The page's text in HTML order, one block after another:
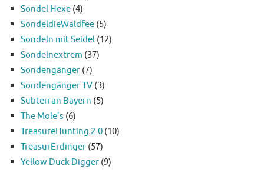
Sondel Hexe (4)
SondeldieWaldfee (5)
Sondeln mit Seidel (12)
Sondelnextrem (37)
Sondengänger (7)
Sondengänger TV (3)
Subterran Bayern (5)
The Mole’s (6)
TreasureHunting 2.0 (10)
TreasurErdinger (57)
Yellow Duck Digger (9)